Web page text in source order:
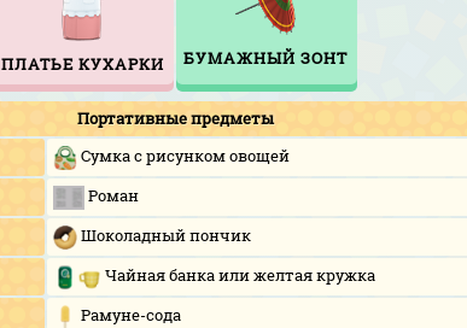
ПЛАТЬЕ КУХАРКИ БУМАЖНЫЙ ЗОНТ
Портативные предметы
Сумка с рисунком овощей
Роман
Шоколадный пончик
Чайная банка или желтая кружка
Рамуне-сода